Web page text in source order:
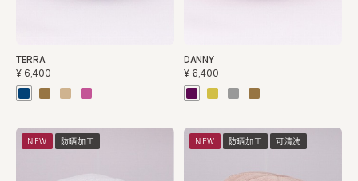
TERRA
¥6,400
DANNY
¥6,400
NEW 防晒加工 NEW 防晒加工 可清洗